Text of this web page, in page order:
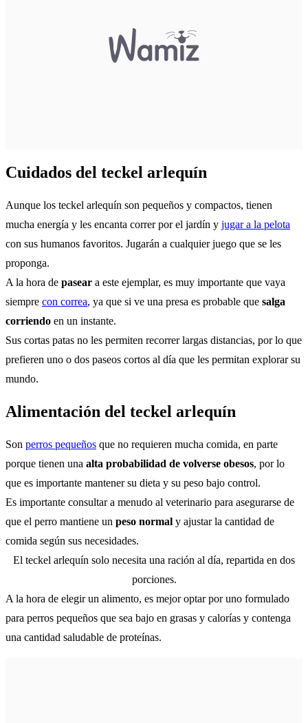
Cuidados del teckel arlequín
Aunque los teckel arlequín son pequeños y compactos, tienen
mucha energía y les encanta correr por el jardín y jugar a la pelota
con sus humanos favoritos. Jugarán a cualquier juego que se les
proponga.
A la hora de pasear a este ejemplar, es muy importante que vaya
siempre con correa, ya que si ve una presa es probable que salga
corriendo en un instante.
Sus cortas patas no les permiten recorrer largas distancias, por lo que
prefieren uno o dos paseos cortos al día que les permitan explorar su
mundo.
Alimentación del teckel arlequín
Son perros pequeños que no requieren mucha comida, en parte
porque tienen una alta probabilidad de volverse obesos, por lo
que es importante mantener su dieta y su peso bajo control.
Es importante consultar a menudo al veterinario para asegurarse de
que el perro mantiene un peso normal y ajustar la cantidad de
comida según sus necesidades.
El teckel arlequín solo necesita una ración al día, repartida en dos
porciones.
A la hora de elegir un alimento, es mejor optar por uno formulado
para perros pequeños que sea bajo en grasas y calorías y contenga
una cantidad saludable de proteínas.